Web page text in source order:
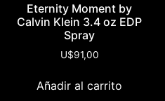
Eternity Moment by
Calvin Klein 3.4 oz EDP
Spray
U$91,00
Añadir al carrito